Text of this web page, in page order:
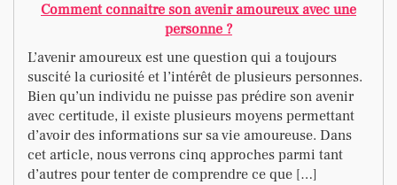
Comment connaitre son avenir amoureux avec une
personne ?
L’avenir amoureux est une question qui a toujours
suscité la curiosité et l’intérêt de plusieurs personnes.
Bien qu’un individu ne puisse pas prédire son avenir
avec certitude, il existe plusieurs moyens permettant
d’avoir des informations sur sa vie amoureuse. Dans
cet article, nous verrons cinq approches parmi tant
d’autres pour tenter de comprendre ce que […]